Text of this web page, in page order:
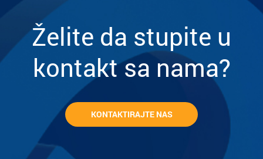
Želite da stupite u
kontakt sa nama?
KONTAKTIRAJTE NAS